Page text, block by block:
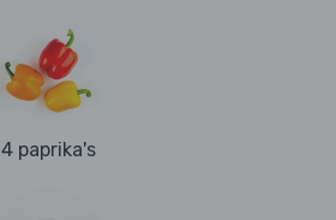
4 paprika's